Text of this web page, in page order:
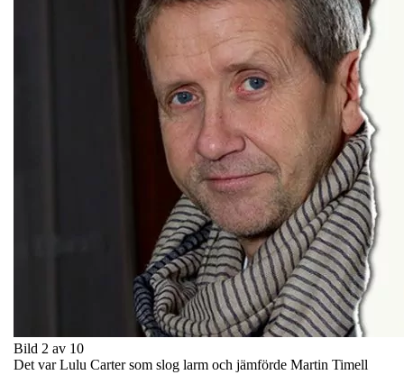
Bild 2 av 10
Det var Lulu Carter som slog larm och jämförde Martin Timell